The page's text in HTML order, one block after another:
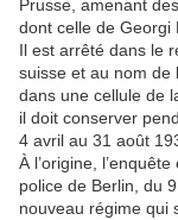
Prusse, amenant
dont celle de Georgi
Il est arrêté dans le
suisse et au nom de
dans une cellule de
il doit conserver
4 avril au 31 août
À l’origine,
police de Berlin, du
nouveau régime qui